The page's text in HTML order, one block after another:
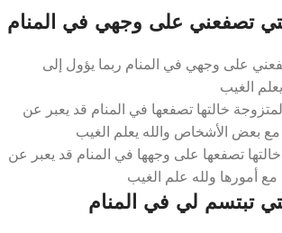
تصفعني على وجهي في المنام
على وجهي في المنام ربما يؤول إلى
الغيب
خالتها تصفعها في المنام قد يعبر عن
بعض الأشخاص والله يعلم الغيب
خالتها تصفعها على وجهها في المنام قد يعبر عن
مع أمورها ولله علم الغيب
تبتسم لي في المنام